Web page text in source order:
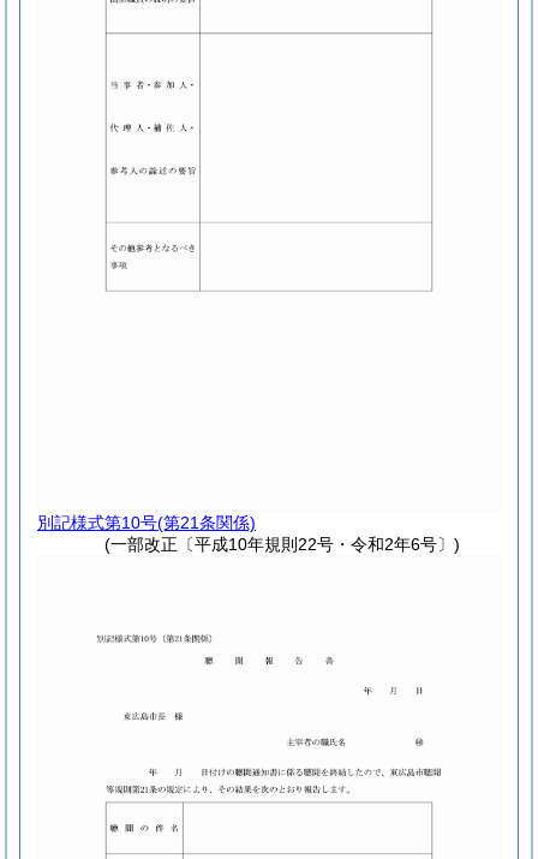
別記様式第10号(第21条関係)
(一部改正〔平成10年規則22号・令和2年6号〕)